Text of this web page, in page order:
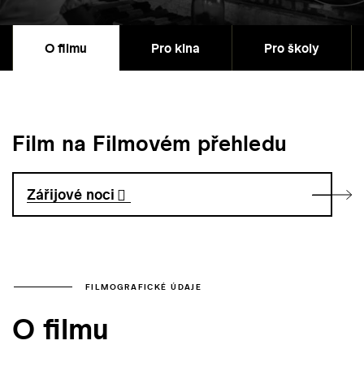
O filmu Pro kina Pro školy
Film na Filmovém přehledu
Zářijové noci
FILMOGRAFICKÉ ÚDAJE
O filmu